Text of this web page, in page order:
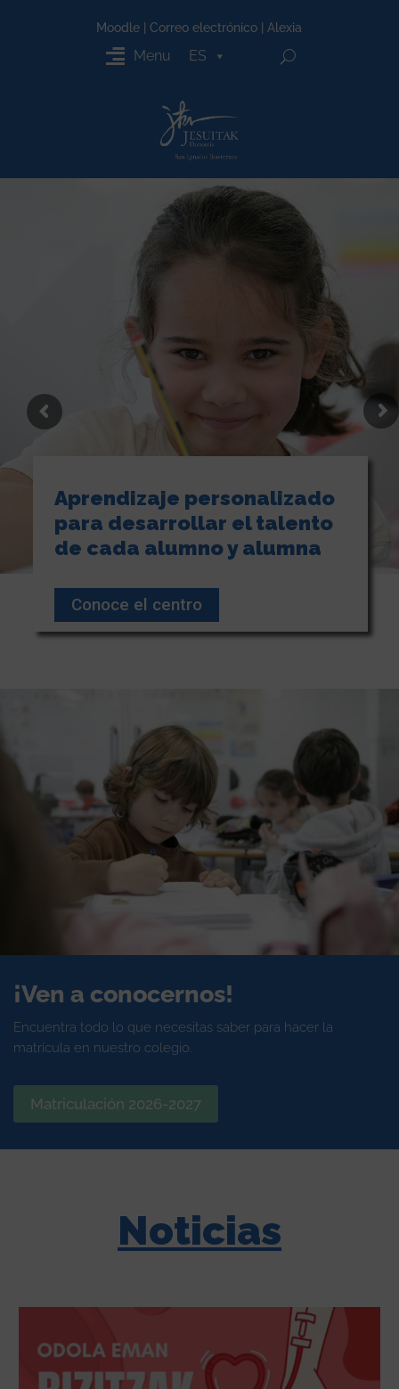
Moodle |Correo electrónico Alexia
Menu ES
Aprendizaje personalizado
para desarrollar el talento
de cada alumno y alumna
Conoce el centro
¡Ven a conocernos!
Encuentra todo lo que necesitas saber para hacer la
matrícula en nuestro colegio.
Matriculación 2026-2027
Noticias